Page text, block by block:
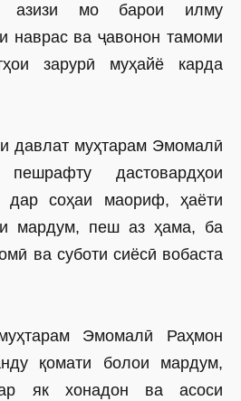
азизи мо барои илму
наврас ва ҷавонон тамоми
зарурӣ муҳайё карда
давлат муҳтарам Эмомалӣ
дастовардҳои
дар соҳаи маориф, ҳаёти
мардум, пеш аз ҳама, ба
ва суботи сиёсӣ вобаста
Эмомалӣ Раҳмон
қомати болои мардум,
як хонадон ва асоси